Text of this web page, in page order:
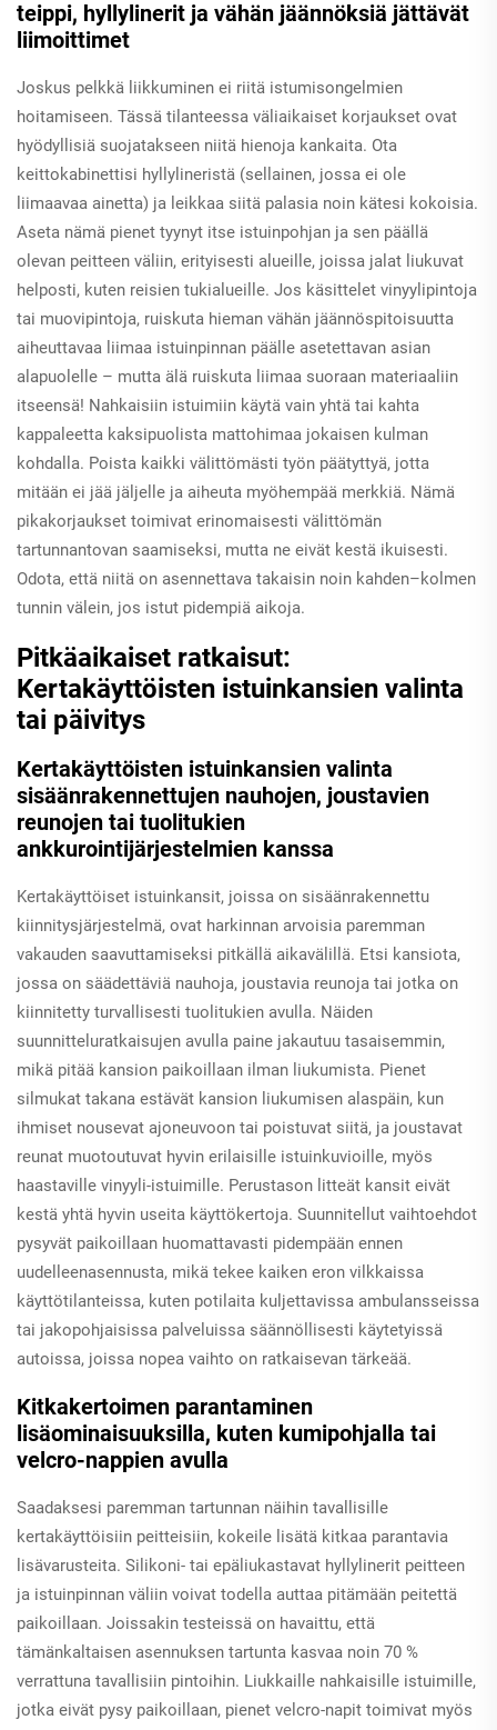
teippi, hyllylinerit ja vähän jäännöksiä jättävät
liimoittimet
Joskus pelkkä liikkuminen ei riitä istumisongelmien
hoitamiseen. Tässä tilanteessa väliaikaiset korjaukset ovat
hyödyllisiä suojatakseen niitä hienoja kankaita. Ota
keittokabinettisi hyllylineristä (sellainen, jossa ei ole
liimaavaa ainetta) ja leikkaa siitä palasia noin kätesi kokoisia.
Aseta nämä pienet tyynyt itse istuinpohjan ja sen päällä
olevan peitteen väliin, erityisesti alueille, joissa jalat liukuvat
helposti, kuten reisien tukialueille. Jos käsittelet vinyylipintoja
tai muovipintoja, ruiskuta hieman vähän jäännöspitoisuutta
aiheuttavaa liimaa istuinpinnan päälle asetettavan asian
alapuolelle – mutta älä ruiskuta liimaa suoraan materiaaliin
itseensä! Nahkaisiin istuimiin käytä vain yhtä tai kahta
kappaleetta kaksipuolista mattohimaa jokaisen kulman
kohdalla. Poista kaikki välittömästi työn päätyttyä, jotta
mitään ei jää jäljelle ja aiheuta myöhempää merkkiä. Nämä
pikakorjaukset toimivat erinomaisesti välittömän
tartunnantovan saamiseksi, mutta ne eivät kestä ikuisesti.
Odota, että niitä on asennettava takaisin noin kahden–kolmen
tunnin välein, jos istut pidempiä aikoja.
Pitkäaikaiset ratkaisut:
Kertakäyttöisten istuinkansien valinta
tai päivitys
Kertakäyttöisten istuinkansien valinta
sisäänrakennettujen nauhojen, joustavien
reunojen tai tuolitukien
ankkurointijärjestelmien kanssa
Kertakäyttöiset istuinkansit, joissa on sisäänrakennettu
kiinnitysjärjestelmä, ovat harkinnan arvoisia paremman
vakauden saavuttamiseksi pitkällä aikavälillä. Etsi kansiota,
jossa on säädettäviä nauhoja, joustavia reunoja tai jotka on
kiinnitetty turvallisesti tuolitukien avulla. Näiden
suunnitteluratkaisujen avulla paine jakautuu tasaisemmin,
mikä pitää kansion paikoillaan ilman liukumista. Pienet
silmukat takana estävät kansion liukumisen alaspäin, kun
ihmiset nousevat ajoneuvoon tai poistuvat siitä, ja joustavat
reunat muotoutuvat hyvin erilaisille istuinkuvioille, myös
haastaville vinyyli-istuimille. Perustason litteät kansit eivät
kestä yhtä hyvin useita käyttökertoja. Suunnitellut vaihtoehdot
pysyvät paikoillaan huomattavasti pidempään ennen
uudelleenasennusta, mikä tekee kaiken eron vilkkaissa
käyttötilanteissa, kuten potilaita kuljettavissa ambulansseissa
tai jakopohjaisissa palveluissa säännöllisesti käytetyissä
autoissa, joissa nopea vaihto on ratkaisevan tärkeää.
Kitkakertoimen parantaminen
lisäominaisuuksilla, kuten kumipohjalla tai
velcro-nappien avulla
Saadaksesi paremman tartunnan näihin tavallisille
kertakäyttöisiin peitteisiin, kokeile lisätä kitkaa parantavia
lisävarusteita. Silikoni- tai epäliukastavat hyllylinerit peitteen
ja istuinpinnan väliin voivat todella auttaa pitämään peitettä
paikoillaan. Joissakin testeissä on havaittu, että
tämänkaltaisen asennuksen tartunta kasvaa noin 70 %
verrattuna tavallisiin pintoihin. Liukkaille nahkaisille istuimille,
jotka eivät pysy paikoillaan, pienet velcro-napit toimivat myös